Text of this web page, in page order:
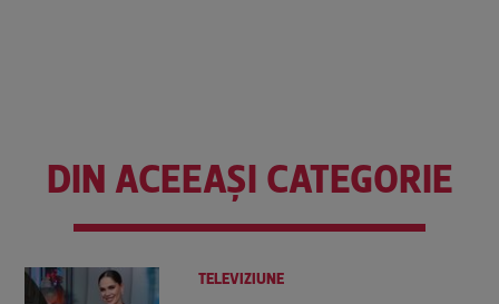
DIN ACEEAȘI CATEGORIE
TELEVIZIUNE